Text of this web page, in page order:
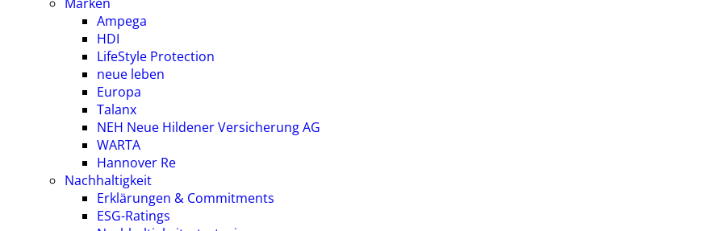
Ampega
HDI
LifeStyle Protection
neue leben
Europa
Talanx
NEH Neue Hildener Versicherung AG
WARTA
Hannover Re
Nachhaltigkeit
Erklärungen & Commitments
ESG-Ratings